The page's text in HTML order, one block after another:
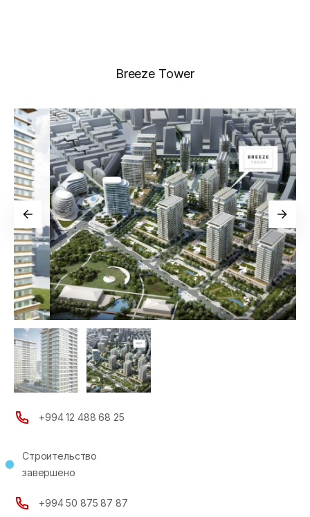
Новости
Галерея
Видео
Breeze Tower
+994 12 488 68 25
Строительство
завершено
+994 50 875 87 87